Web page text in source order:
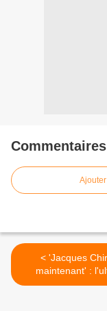
Commentaires
< 'Jacques Chirac,
maintenant' :
musique de